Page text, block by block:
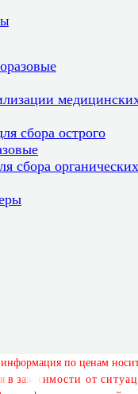
сбора острого
сбора органических
информация по ценам носи
ся в зав исимости от ситуац